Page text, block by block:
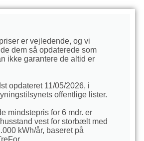
er vejledende, og vi
dem så opdaterede som
ikke garantere de altid er
opdateret 11/05/2026, i
offentlige lister.
mindstepris for 6 mdr. er
vest for storbælt med
kWh/år, baseret på